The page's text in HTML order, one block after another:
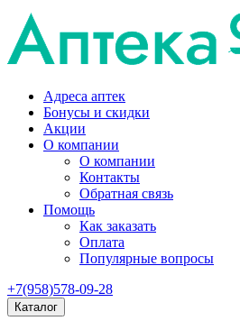
Адреса аптек
Бонусы и скидки
Акции
О компании
О компании
Контакты
Обратная связь
Помощь
Как заказать
Оплата
Популярные вопросы
+7(958)578-09-28
Каталог